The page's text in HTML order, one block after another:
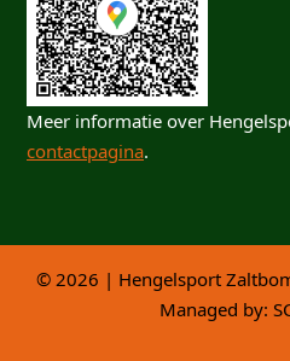
Meer informatie over
contactpagina.
© 2026 | Hengelsport
Managed by: